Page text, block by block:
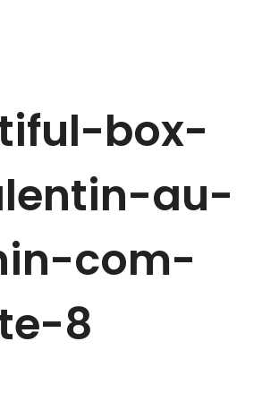
box-
au-
com-
8